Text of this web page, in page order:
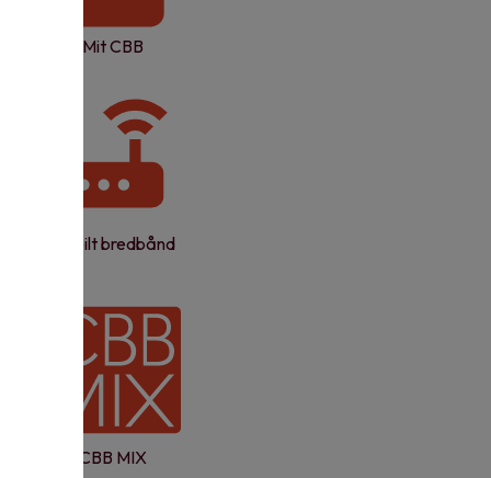
Mit CBB
Mobilt bredbånd
CBB MIX